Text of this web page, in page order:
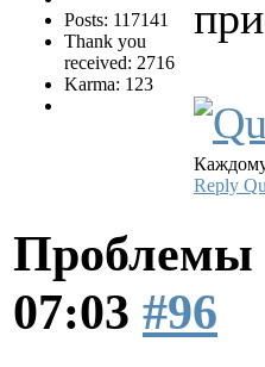
Posts: 117141
Thank you
received: 2716
Karma: 123
Reply
Проблемы
07:03 #96